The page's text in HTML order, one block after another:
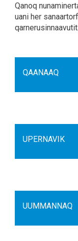
Qanoq
uani her
qarnerusinnaavutit.
QAANAAQ
UPERNAVIK
UUMMANNAQ